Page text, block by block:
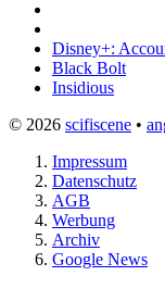
Disney+:
Black Bolt
Insidious
© 2026 scifiscene •
Impressum
Datenschutz
AGB
Werbung
Archiv
Google News